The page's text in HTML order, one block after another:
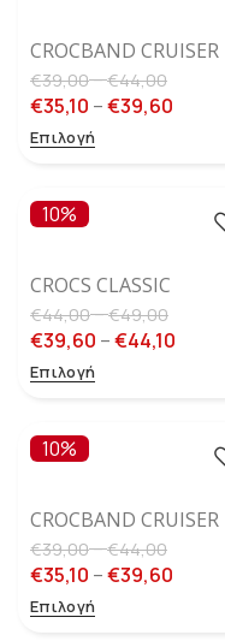
CROCBAND CRUISER
NEONBAND SANDAL
BUBBLE ICE/PINK
BLAST
€39,00–€44,00
€35,10 –€39,60
Επιλογή
10%
CROCS CLASSIC
FANTASY PURPLE
GLITTER CLOG
€44,00–€49,00
€39,60 –€44,10
Επιλογή
10%
CROCBAND CRUISER
SANDAL BUBBLE
€39,00–€44,00
€35,10 –€39,60
Επιλογή